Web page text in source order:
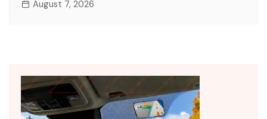
August 7, 2026